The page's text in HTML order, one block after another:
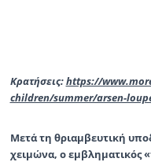
Κρατήσεις:https://
children/summer/arsen-
Μετά τη θριαμβευτική
χειμώνα, ο εμβληματικός